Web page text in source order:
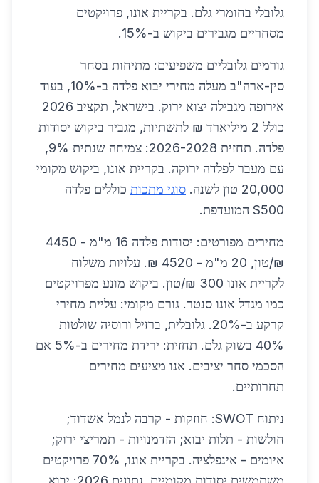
גלובלי בחומרי גלם. בקריית אונו, פרויקטים
מסחריים מגבירים ביקוש ב-15%.
גורמים גלובליים משפיעים: מתיחות בסחר
סין-ארה"ב מעלה מחירי יבוא פלדה ב-10%, בעוד
אירופה מגבילה יצוא ירוק. בישראל, תקציב 2026
כולל 2 מיליארד ₪ לתשתיות, מגביר ביקוש יסודות
פלדה. תחזית 2026-2028: צמיחה שנתית 9%,
עם מעבר לפלדה ירוקה. בקריית אונו, ביקוש מקומי
20,000 טון לשנה.
סוגי מתכות כוללים פלדה
S500 המועדפת.
מחירים מפורטים: יסודות פלדה 16 מ"מ - 4450
₪/טון, 20 מ"מ - 4520 ₪. עלויות משלוח
לקריית אונו 300 ₪/טון. ביקוש מונע מפרויקטים
כמו מגדל אונו סנטר. גורם מקומי: עליית מחירי
קרקע ב-20%. גלובלית, ברזיל ורוסיה שולטות
40% בשוק גלם. תחזית: ירידת מחירים ב-5% אם
הסכמי סחר יציבים. אנו מציעים מחירים
תחרותיים.
ניתוח SWOT: חוזקות - קרבה לנמל אשדוד;
חולשות - תלות יבוא; הזדמנויות - תמריצי ירוק;
איומים - אינפלציה. בקריית אונו, 70% פרויקטים